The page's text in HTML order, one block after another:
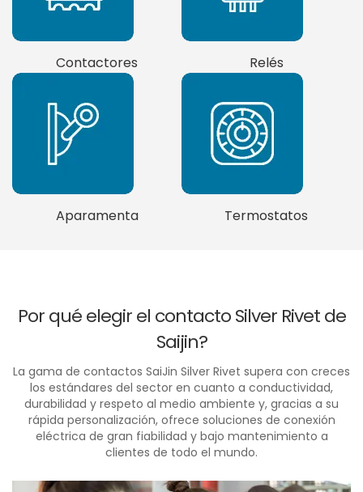
Contactores Relés
Aparamenta Termostatos
Por qué elegir el contacto Silver Rivet de
Saijin?
La gama de contactos SaiJin Silver Rivet supera con creces
los estándares del sector en cuanto a conductividad,
durabilidad y respeto al medio ambiente y, gracias a su
rápida personalización, ofrece soluciones de conexión
eléctrica de gran fiabilidad y bajo mantenimiento a
clientes de todo el mundo.